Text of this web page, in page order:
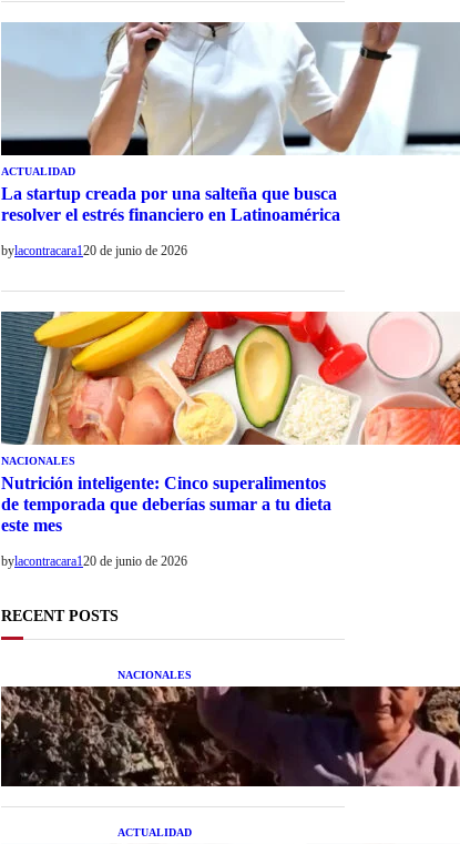
ACTUALIDAD
La startup creada por una salteña que busca
resolver el estrés financiero en Latinoamérica
bylacontracara120 de junio de 2026
NACIONALES
Nutrición inteligente: Cinco superalimentos
de temporada que deberías sumar a tu dieta
este mes
bylacontracara120 de junio de 2026
RECENT POSTS
NACIONALES
Una mujer asegura haber
peleado con un extraterrestre
cuerpo a cuerpo
ACTUALIDAD